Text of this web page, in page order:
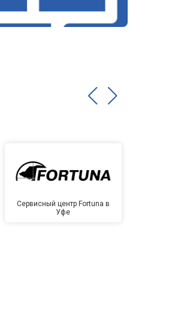
Сервисный центр Fortuna в
Уфе